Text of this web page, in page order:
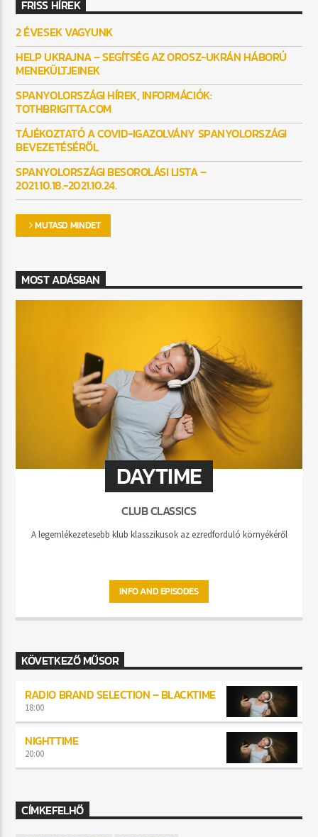
FRISS HÍREK
2 ÉVESEK VAGYUNK
HELP UKRAJNA – SEGÍTSÉG AZ OROSZ-UKRÁN HÁBORÚ
MENEKÜLTJEINEK
SPANYOLORSZÁGI HÍREK, INFORMÁCIÓK:
TOTHBRIGITTA.COM
TÁJÉKOZTATÓ A COVID-IGAZOLVÁNY SPANYOLORSZÁGI
BEVEZETÉSÉRŐL
SPANYOLORSZÁGI BESOROLÁSI LISTA –
2021.10.18.-2021.10.24.
MUTASD MINDET
MOST ADÁSBAN
DAYTIME
CLUB CLASSICS
A legemlékezetesebb klub klasszikusok az ezredforduló környékéről
INFO AND EPISODES
KÖVETKEZŐ MŰSOR
RADIO BRAND SELECTION – BLACKTIME
18:00
NIGHTTIME
20:00
CÍMKEFELHŐ